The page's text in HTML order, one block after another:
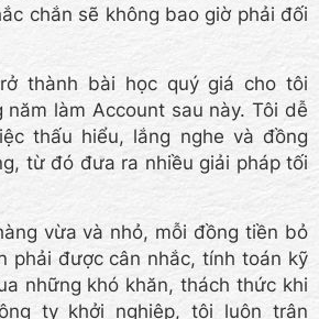
chắn sẽ không bao giờ phải đối
thành bài học quý giá cho tôi
làm Account sau này. Tôi dễ
thấu hiểu, lắng nghe và đồng
từ đó đưa ra nhiều giải pháp tối
vừa và nhỏ, mỗi đồng tiền bỏ
phải được cân nhắc, tính toán kỹ
những khó khăn, thách thức khi
ty khởi nghiệp, tôi luôn trân